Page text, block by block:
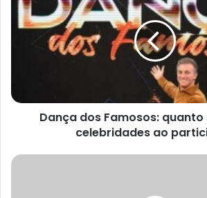
Dança dos Famosos:
celebridades ao